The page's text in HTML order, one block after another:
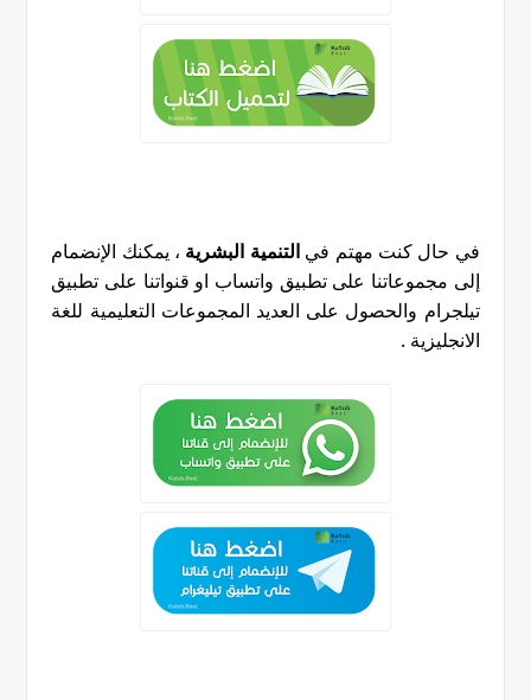
في حال كنت مهتم فيالتنمية البشرية ، يمكنك الإنضمام
إلى مجموعاتنا على تطبيق واتساب او قنواتنا على تطبيق
تيلجرام والحصول على العديد المجموعات التعليمية للغة
الانجليزية .